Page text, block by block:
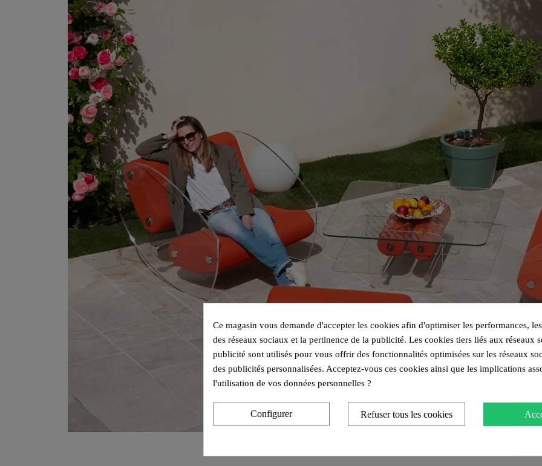
Ce magasin vous demande d'accepter les cookies afin d'optimiser les performances,
des réseaux sociaux et la pertinence de la publicité. Les cookies tiers liés aux réseaux
publicité sont utilisés pour vous offrir des fonctionnalités optimisées sur les réseaux
des publicités personnalisées. Acceptez-vous ces cookies ainsi que les implications
l'utilisation de vos données personnelles ?
Refuser tous les cookies
Configurer